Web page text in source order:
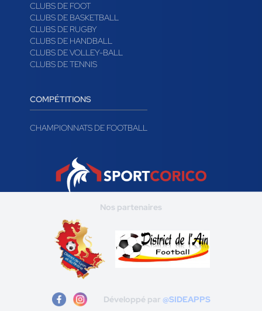
CLUBS DE FOOT
CLUBS DE BASKETBALL
CLUBS DE RUGBY
CLUBS DE HANDBALL
CLUBS DE VOLLEY-BALL
CLUBS DE TENNIS
COMPÉTITIONS
CHAMPIONNATS DE FOOTBALL
Nos partenaires
Développé par @SIDEAPPS